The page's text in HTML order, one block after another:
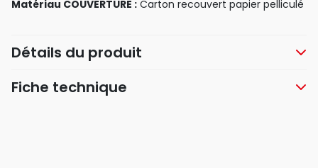
Matériau COUVERTURE : Carton recouvert papier pelliculé
Détails du produit
Fiche technique